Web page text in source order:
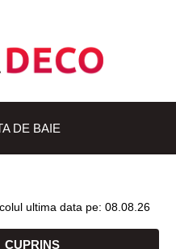
DE BAIE
ultima data pe: 08.08.26
CUPRINS